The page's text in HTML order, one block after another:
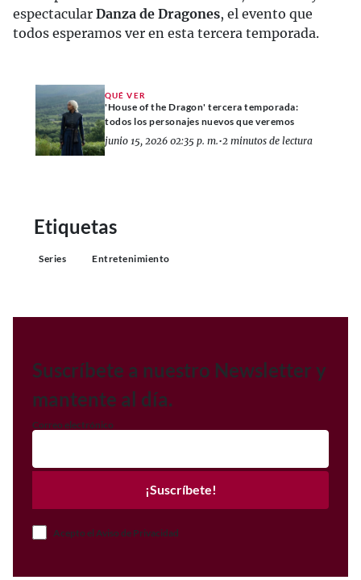
espectacular Danza de Dragones, el evento que
todos esperamos ver en esta tercera temporada.
QUÉ VER
'House of the Dragon' tercera temporada:
todos los personajes nuevos que veremos
junio 15, 2026 02:35 p. m.•2 minutos de lectura
Etiquetas
Series Entretenimiento
Suscríbete a nuestro Newsletter y
mantente al día.
Correo electrónico
¡Suscríbete!
Acepto el Aviso de Privacidad